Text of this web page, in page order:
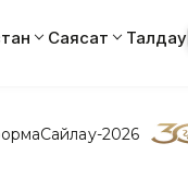
Саясат Талдау
Сайлау-2026